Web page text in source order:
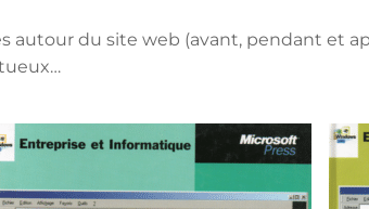
autour du site web (avant, pendant et